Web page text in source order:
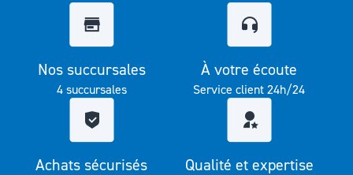
Nos succursales
4 succursales
À votre écoute
Service client 24h/24
Achats sécurisés Qualité et expertise